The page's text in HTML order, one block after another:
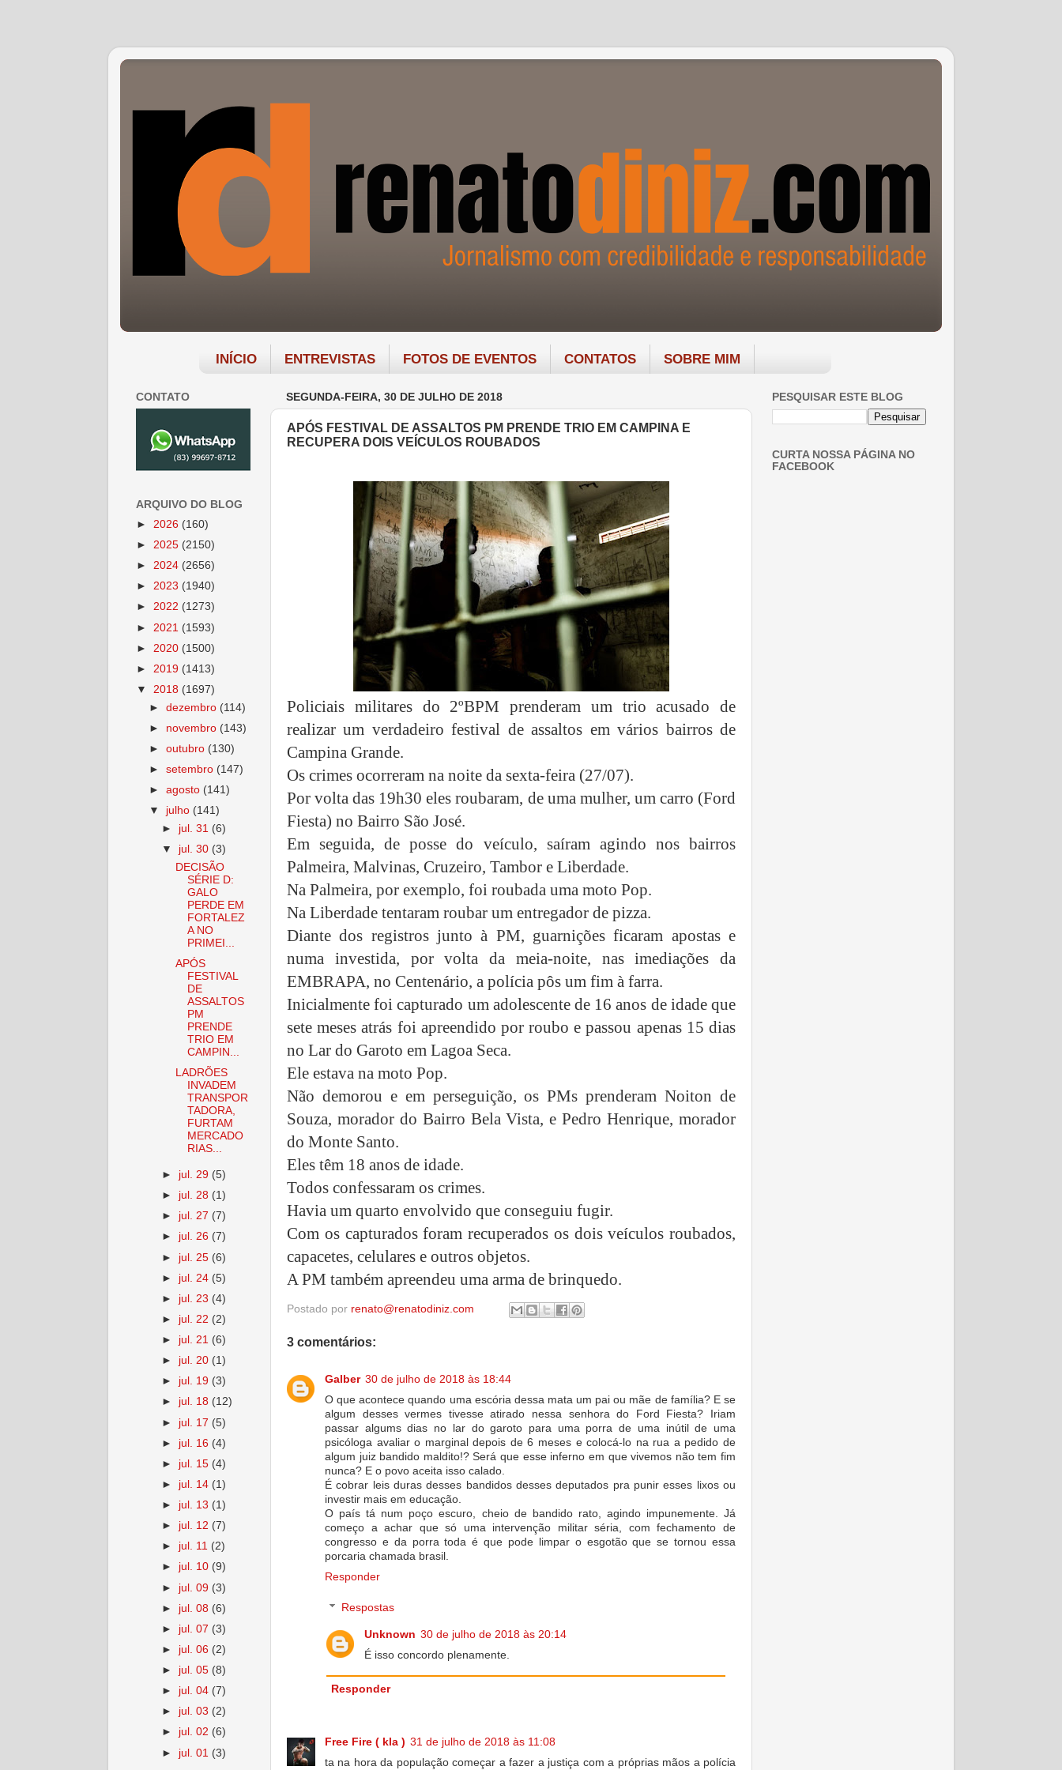
INÍCIO ENTREVISTAS FOTOS DE EVENTOS CONTATOS SOBRE MIM
SEGUNDA-FEIRA, 30 DE JULHO DE 2018
APÓS FESTIVAL DE ASSALTOS PM PRENDE TRIO EM CAMPINA E
RECUPERA DOIS VEÍCULOS ROUBADOS
Policiais militares do 2ºBPM prenderam um trio acusado de
realizar um verdadeiro festival de assaltos em vários bairros de
Campina Grande.
Os crimes ocorreram na noite da sexta-feira (27/07).
Por volta das 19h30 eles roubaram, de uma mulher, um carro (Ford
Fiesta) no Bairro São José.
Em seguida, de posse do veículo, saíram agindo nos bairros
Palmeira, Malvinas, Cruzeiro, Tambor e Liberdade.
Na Palmeira, por exemplo, foi roubada uma moto Pop.
Na Liberdade tentaram roubar um entregador de pizza.
Diante dos registros junto à PM, guarnições ficaram apostas e
numa investida, por volta da meia-noite, nas imediações da
EMBRAPA, no Centenário, a polícia pôs um fim à farra.
Inicialmente foi capturado um adolescente de 16 anos de idade que
sete meses atrás foi apreendido por roubo e passou apenas 15 dias
no Lar do Garoto em Lagoa Seca.
Ele estava na moto Pop.
Não demorou e em perseguição, os PMs prenderam Noiton de
Souza, morador do Bairro Bela Vista, e Pedro Henrique, morador
do Monte Santo.
Eles têm 18 anos de idade.
Todos confessaram os crimes.
Havia um quarto envolvido que conseguiu fugir.
Com os capturados foram recuperados os dois veículos roubados,
capacetes, celulares e outros objetos.
A PM também apreendeu uma arma de brinquedo.
Postado por renato@renatodiniz.com
3 comentários:
Galber 30 de julho de 2018 às 18:44
O que acontece quando uma escória dessa mata um pai ou mãe de família? E se
algum desses vermes tivesse atirado nessa senhora do Ford Fiesta? Iriam
passar algums dias no lar do garoto para uma porra de uma inútil de uma
psicóloga avaliar o marginal depois de 6 meses e colocá-lo na rua a pedido de
algum juiz bandido maldito!? Será que esse inferno em que vivemos não tem fim
nunca? E o povo aceita isso calado.
É cobrar leis duras desses bandidos desses deputados pra punir esses lixos ou
investir mais em educação.
O país tá num poço escuro, cheio de bandido rato, agindo impunemente. Já
começo a achar que só uma intervenção militar séria, com fechamento de
congresso e da porra toda é que pode limpar o esgotão que se tornou essa
porcaria chamada brasil.
Responder
Respostas
Unknown 30 de julho de 2018 às 20:14
É isso concordo plenamente.
Responder
Free Fire ( kla ) 31 de julho de 2018 às 11:08
ta na hora da população começar a fazer a justiça com a próprias mãos a polícia
CONTATO
ARQUIVO DO BLOG
► 2026 (160)
► 2025 (2150)
► 2024 (2656)
► 2023 (1940)
► 2022 (1273)
► 2021 (1593)
► 2020 (1500)
► 2019 (1413)
▼ 2018 (1697)
►dezembro (114)
► novembro (143)
►outubro (130)
►setembro (147)
►agosto (141)
▼ julho (141)
► jul. 31 (6)
▼ jul. 30 (3)
DECISÃO
SÉRIE D:
GALO
PERDE EM
FORTALEZ
A NO
PRIMEI...
APÓS
FESTIVAL
DE
ASSALTOS
PM
PRENDE
TRIO EM
CAMPIN...
LADRÕES
INVADEM
TRANSPOR
TADORA,
FURTAM
MERCADO
RIAS...
► jul. 29 (5)
► jul. 28 (1)
► jul. 27 (7)
► jul. 26 (7)
► jul. 25 (6)
► jul. 24 (5)
► jul. 23 (4)
► jul. 22 (2)
► jul. 21 (6)
► jul. 20 (1)
► jul. 19 (3)
► jul. 18 (12)
► jul. 17 (5)
► jul. 16 (4)
► jul. 15 (4)
► jul. 14 (1)
► jul. 13 (1)
► jul. 12 (7)
► jul. 11 (2)
► jul. 10 (9)
► jul. 09 (3)
► jul. 08 (6)
► jul. 07 (3)
► jul. 06 (2)
► jul. 05 (8)
► jul. 04 (7)
► jul. 03 (2)
► jul. 02 (6)
► jul. 01 (3)
PESQUISAR ESTE BLOG
CURTA NOSSA PÁGINA NO
FACEBOOK